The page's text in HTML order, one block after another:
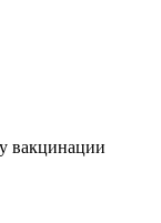
вакцинации